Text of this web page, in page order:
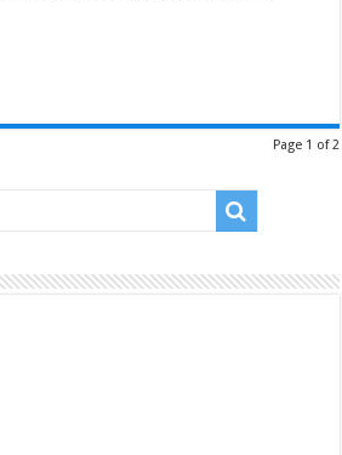
Page 1 of 2